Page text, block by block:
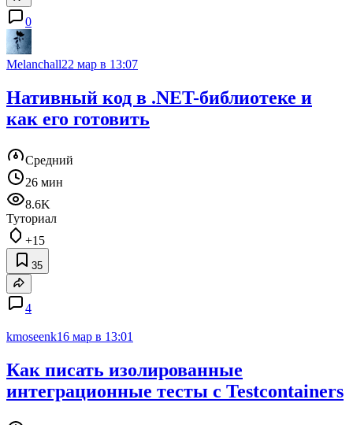
0
Melanchall22 мар в 13:07
Нативный код в .NET-библиотеке и
как его готовить
Средний
26 мин
8.6K
Туториал
+15
35
4
kmoseenk16 мар в 13:01
Как писать изолированные
интеграционные тесты с Testcontainers